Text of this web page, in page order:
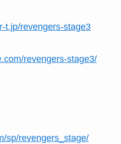
t.jp/revengers-stage3
revengers-stage3/
sp/revengers_stage/